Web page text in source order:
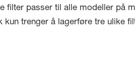
filter passer til alle modeller på
trenger å lagerføre tre ulike